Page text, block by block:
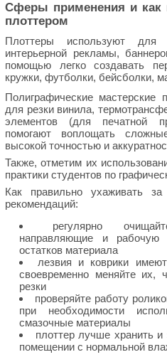
Сферы применения и как
плоттером
Плоттеры используют для
интерьерной рекламы,
помощью легко создавать
кружки, футболки, бейсболки,
Полиграфические мастерские
для резки винила,
элементов (для печатной
помогают воплощать
высокой точностью и
Также, отметим их
практики студентов по
Как правильно ухаживать
рекомендаций:
регулярно
направляющие и
остатков материала
лезвия и коврики
своевременно меняйте их,
резки
проверяйте работу
при необходимости
смазочные материалы
плоттер лучше хранить и
помещении с нормальной